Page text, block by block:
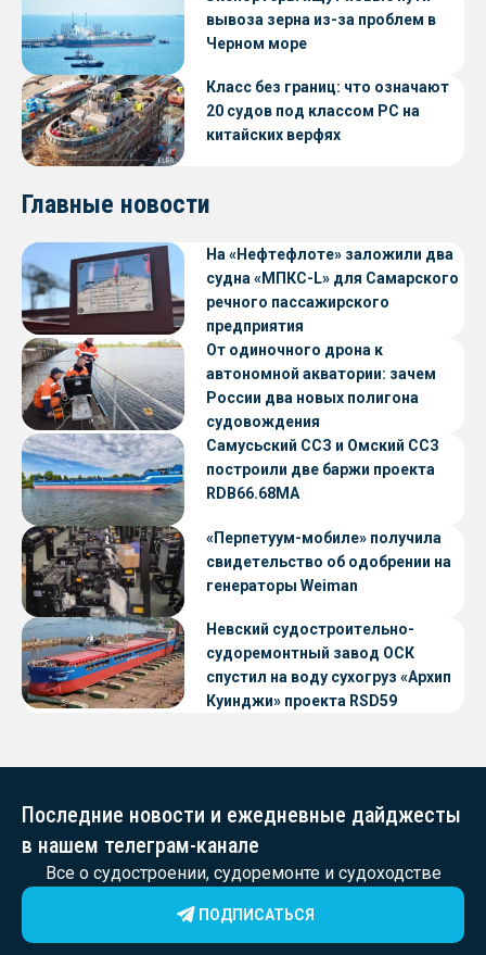
вывоза зерна из-за проблем в
Черном море
Класс без границ: что означают
20 судов под классом РС на
китайских верфях
Главные новости
На «Нефтефлоте» заложили два
судна «МПКС-L» для Самарского
речного пассажирского
предприятия
От одиночного дрона к
автономной акватории: зачем
России два новых полигона
судовождения
Самусьский ССЗ и Омский ССЗ
построили две баржи проекта
RDB66.68МА
«Перпетуум-мобиле» получила
свидетельство об одобрении на
генераторы Weiman
Невский судостроительно-
судоремонтный завод ОСК
спустил на воду сухогруз «Архип
Куинджи» проекта RSD59
Последние новости и ежедневные дайджесты
в нашем телеграм-канале
Все о судостроении, судоремонте и судоходстве
ПОДПИСАТЬСЯ